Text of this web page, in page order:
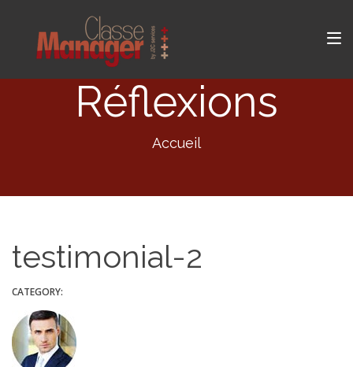
Réflexions
Accueil
testimonial-2
CATEGORY: